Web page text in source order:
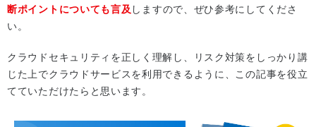
断ポイントについても言及 しますので、ぜひ参考にしてくださ
い。
クラウドセキュリティを正しく理解し、リスク対策をしっかり講
じた上でクラウドサービスを利用できるように、この記事を役立
てていただけたらと思います。